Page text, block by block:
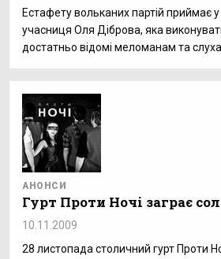
Естафету вольканих партій приймає
учасниця Оля Діброва, яка
достатньо відомі меломанам та
АНОНСИ
Гурт Проти Ночі заграє
10.11.2009
28 листопада столичний гурт Проти